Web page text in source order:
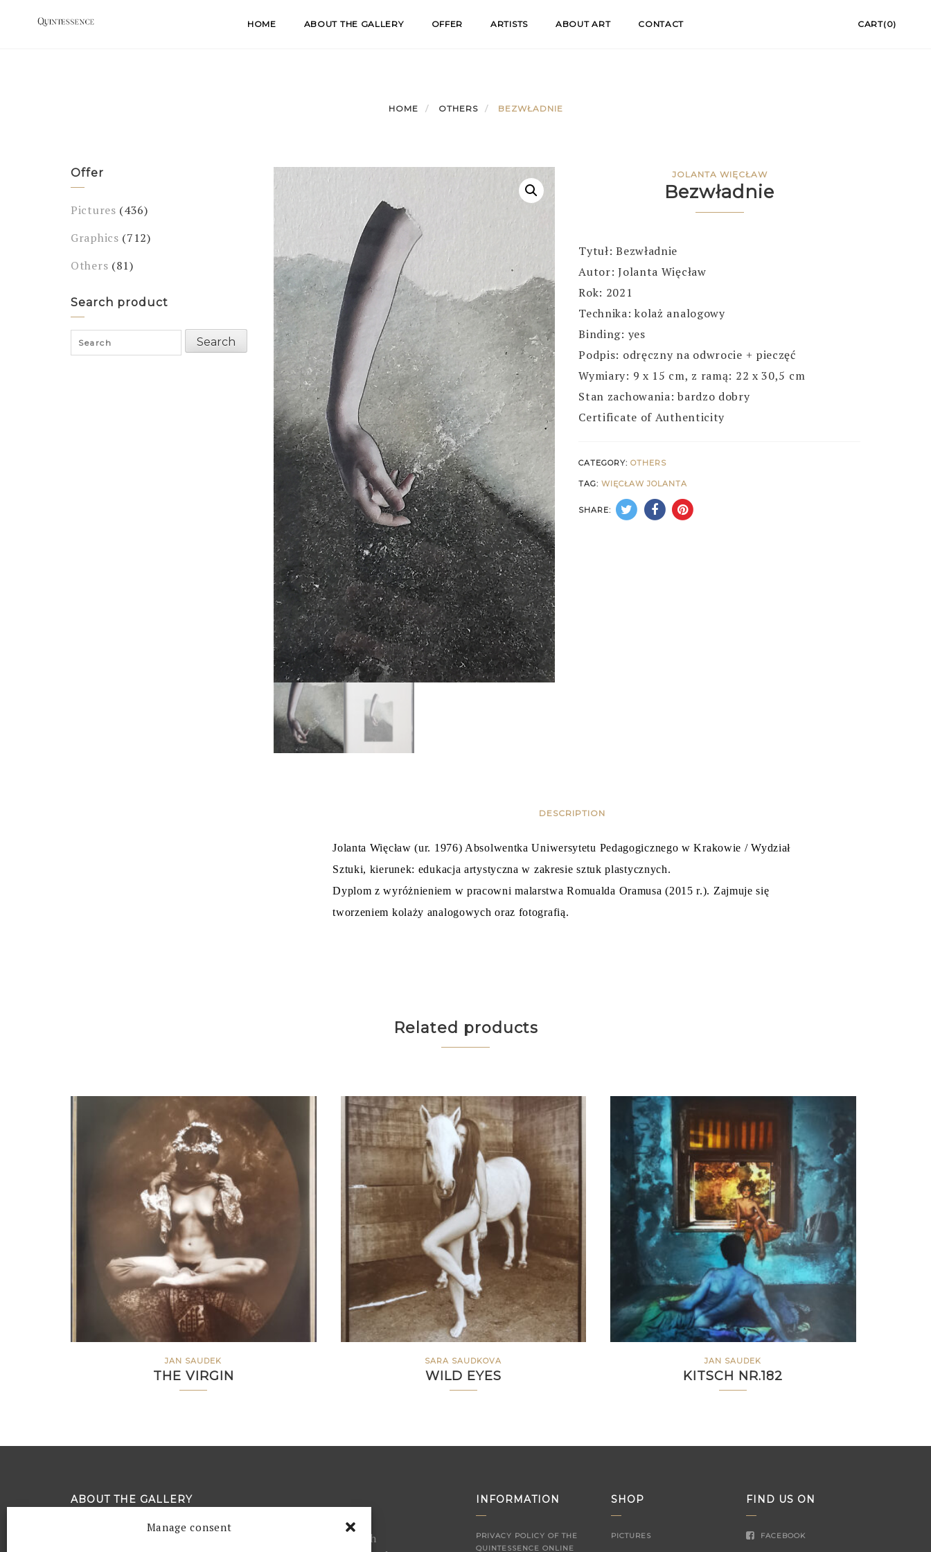
Manage consent
HOME ABOUT THE GALLERY OFFER ARTISTS ABOUT ART CONTACT CART(0)
HOME OTHERS BEZWŁADNIE
JOLANTA WIĘCŁAW
Bezwładnie
Tytuł: Bezwładnie
Autor: Jolanta Więcław
Rok: 2021
Technika: kolaż analogowy
Binding: yes
Podpis: odręczny na odwrocie + pieczęć
Wymiary: 9 x 15 cm, z ramą: 22 x 30,5 cm
Stan zachowania: bardzo dobry
Certificate of Authenticity
CATEGORY:OTHERS
TAG:WIĘCŁAW JOLANTA
SHARE:
DESCRIPTION
Jolanta Więcław (ur. 1976) Absolwentka Uniwersytetu Pedagogicznego w Krakowie / Wydział
Sztuki, kierunek: edukacja artystyczna w zakresie sztuk plastycznych.
Dyplom z wyróżnieniem w pracowni malarstwa Romualda Oramusa (2015 r.). Zajmuje się
tworzeniem kolaży analogowych oraz fotografią.
Offer
Pictures (436)
Graphics (712)
Others (81)
Search product
Search
for:
Search
Related products
JAN SAUDEK
THE VIRGIN
SARA SAUDKOVA
WILD EYES
JAN SAUDEK
KITSCH NR.182
ABOUT THE GALLERY
Quintessence (from Latin quinta essentia, literally “fifth
INFORMATION
PRIVACY POLICY OF THE
QUINTESSENCE ONLINE
SHOP
PICTURES
FIND US ON
FACEBOOK